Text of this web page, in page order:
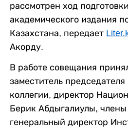
рассмотрен ход
академического издания
Казахстана, передает
Акорду.
В работе совещания
заместитель
коллегии, директор
Берик Абдыгалиулы, члены
генеральный директор